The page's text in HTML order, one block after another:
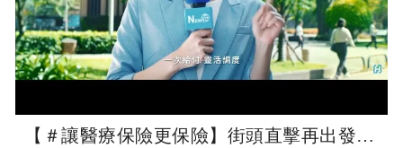
【＃讓醫療保險更保險】街頭直擊再出發！